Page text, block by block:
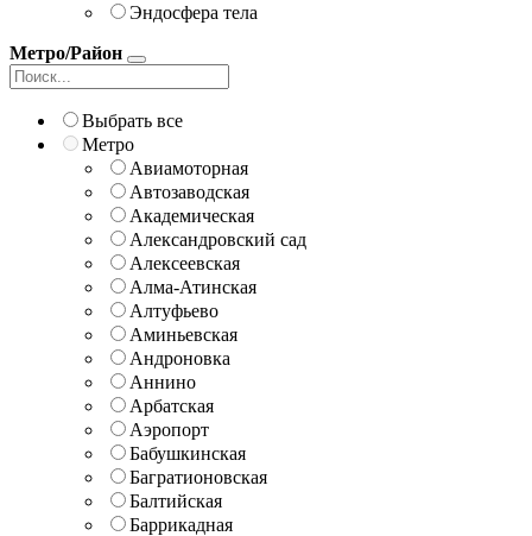
Эндосфера тела
Метро/Район
Выбрать все
Метро
Авиамоторная
Автозаводская
Академическая
Александровский сад
Алексеевская
Алма-Атинская
Алтуфьево
Аминьевская
Андроновка
Аннино
Арбатская
Аэропорт
Бабушкинская
Багратионовская
Балтийская
Баррикадная